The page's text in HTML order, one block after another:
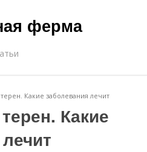
ферма
Какие заболевания лечит
Какие